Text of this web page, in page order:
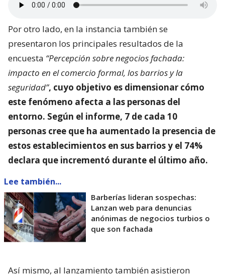
Por otro lado, en la instancia también se
presentaron los principales resultados de la
encuesta “Percepción sobre negocios fachada:
impacto en el comercio formal, los barrios y la
seguridad”, cuyo objetivo es dimensionar cómo
este fenómeno afecta a las personas del
entorno. Según el informe, 7 de cada 10
personas cree que ha aumentado la presencia de
estos establecimientos en sus barrios y el 74%
declara que incrementó durante el último año.
Lee también...
Barberías lideran sospechas:
Lanzan web para denuncias
anónimas de negocios turbios o
que son fachada
Así mismo, al lanzamiento también asistieron